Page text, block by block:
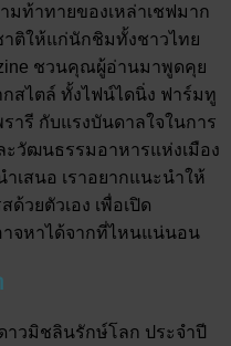
มท้าทายของเหล่าเชฟมาก
ติให้แก่นักชิมทั้งชาวไทย
ชวนคุณผู้อ่านมาพูดคุย
สไตล์ ทั้งไฟน์ไดนิ่ง ฟาร์มทู
รารี กับแรงบันดาลใจในการ
ะวัฒนธรรมอาหารแห่งเมือง
เสนอ เราอยากแนะนำให้
วยตัวเอง เพื่อเปิด
จหาได้จากที่ไหนแน่นอน
าวมิชลินรักษ์โลก ประจำปี